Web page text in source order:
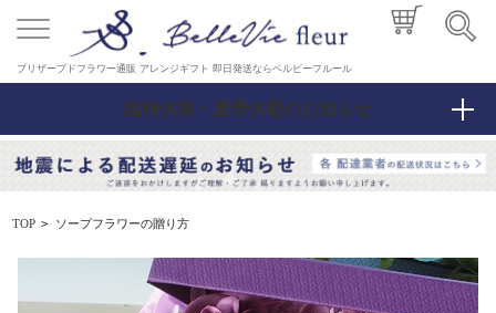
プリザーブドフラワー通販 アレンジギフト 即日発送ならベルビーフルール
臨時休業・夏季休暇のお知らせ
TOP > ソープフラワーの贈り方